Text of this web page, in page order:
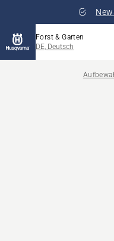
Forst & Garten
DE, Deutsch